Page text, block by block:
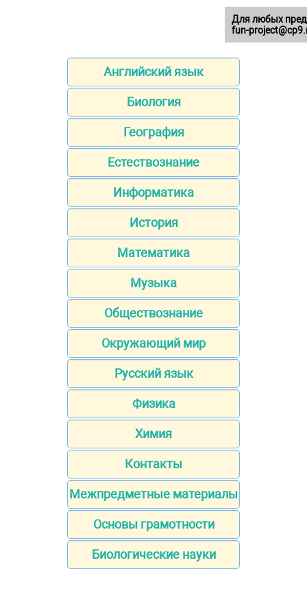
Английский язык
Биология
География
Естествознание
Информатика
История
Математика
Музыка
Обществознание
Окружающий мир
Русский язык
Физика
Химия
Контакты
Межпредметные материалы
Основы грамотности
Биологические науки
Для любых
fun-